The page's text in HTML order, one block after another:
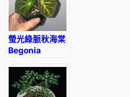
螢光綠脈秋海棠
Begonia